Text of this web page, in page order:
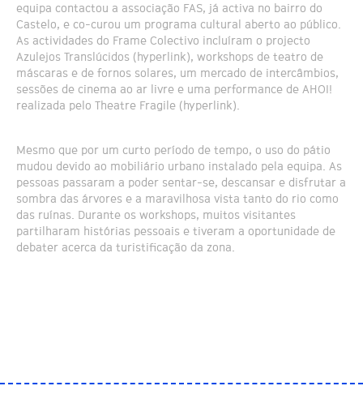
equipa contactou a associação FAS, já activa no bairro do
Castelo, e co-curou um programa cultural aberto ao público.
As actividades do Frame Colectivo incluíram o projecto
Azulejos Translúcidos (hyperlink), workshops de teatro de
máscaras e de fornos solares, um mercado de intercâmbios,
sessões de cinema ao ar livre e uma performance de AHOI!
realizada pelo Theatre Fragile (hyperlink).
Mesmo que por um curto período de tempo, o uso do pátio
mudou devido ao mobiliário urbano instalado pela equipa. As
pessoas passaram a poder sentar-se, descansar e disfrutar a
sombra das árvores e a maravilhosa vista tanto do rio como
das ruínas. Durante os workshops, muitos visitantes
partilharam histórias pessoais e tiveram a oportunidade de
debater acerca da turistificação da zona.